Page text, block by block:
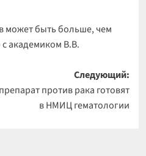
может быть больше, чем
академиком В.В.
Следующий:
против рака готовят
в НМИЦ гематологии